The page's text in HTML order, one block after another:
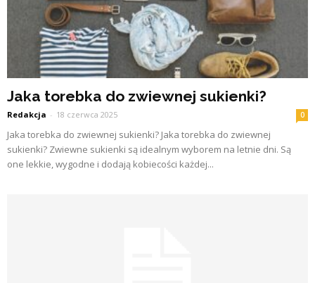
Jaka torebka do zwiewnej sukienki?
Redakcja - 18 czerwca 2025 0
Jaka torebka do zwiewnej sukienki? Jaka torebka do zwiewnej
sukienki? Zwiewne sukienki są idealnym wyborem na letnie dni. Są
one lekkie, wygodne i dodają kobiecości każdej...